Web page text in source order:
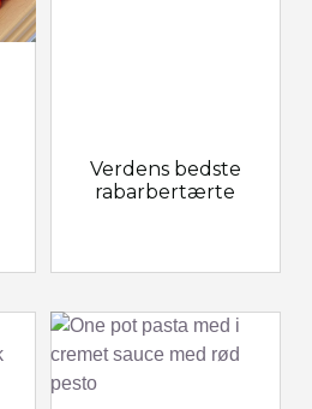
Verdens bedste
rabarbertærte